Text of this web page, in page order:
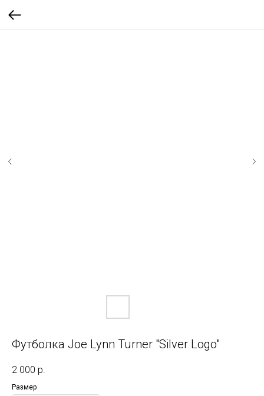
Футболка Joe Lynn Turner "Silver Logo"
2 000 р.
Размер